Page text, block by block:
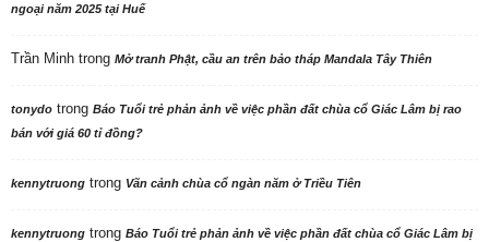
ngoại năm 2025 tại Huế
Trần Minh trong Mở tranh Phật, cầu an trên bảo tháp Mandala Tây Thiên
tonydo trong Báo Tuổi trẻ phản ảnh về việc phần đất chùa cổ Giác Lâm bị rao
bán với giá 60 tỉ đồng?
kennytruong trong Vãn cảnh chùa cổ ngàn năm ở Triều Tiên
kennytruong trong Báo Tuổi trẻ phản ảnh về việc phần đất chùa cổ Giác Lâm bị